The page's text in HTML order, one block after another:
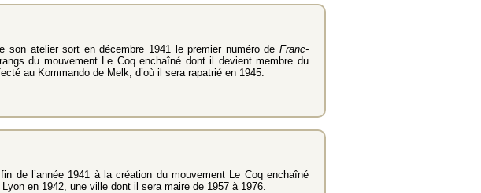
son atelier sort en décembre 1941 le premier numéro deFranc-
du mouvement Le Coq enchaîné dont il devient membre du
au Kommando de Melk, d’où il sera rapatrié en 1945.
de l’année 1941 à la création du mouvement Le Coq enchaîné
en 1942, une ville dont il sera maire de 1957 à 1976.